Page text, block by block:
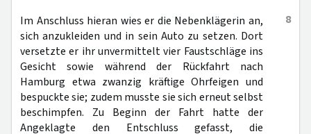
8
Im Anschluss hieran wies er die Nebenklägerin an,
sich anzukleiden und in sein Auto zu setzen. Dort
versetzte er ihr unvermittelt vier Faustschläge ins
Gesicht sowie während der Rückfahrt nach
Hamburg etwa zwanzig kräftige Ohrfeigen und
bespuckte sie; zudem musste sie sich erneut selbst
beschimpfen. Zu Beginn der Fahrt hatte der
Angeklagte den Entschluss gefasst, die